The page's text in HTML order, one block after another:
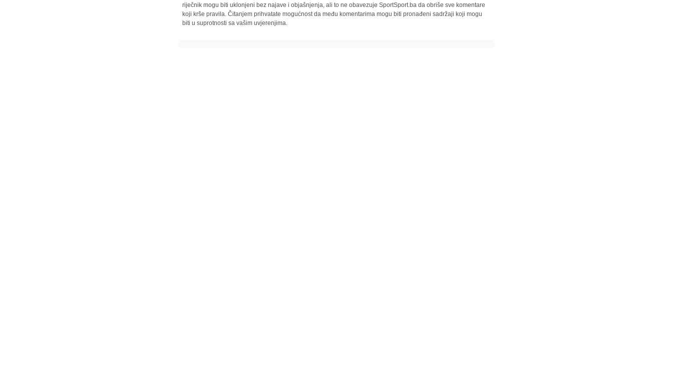
riječnik mogu biti uklonjeni bez najave i objašnjenja, ali to ne obavezuje SportSport.ba da obriše sve komentare
koji krše pravila. Čitanjem prihvatate mogućnost da među komentarima mogu biti pronađeni sadržaji koji mogu
biti u suprotnosti sa vašim uvjerenjima.